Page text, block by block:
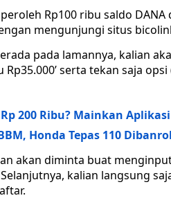
Rp100 ribu saldo
mengunjungi situs
pada lamannya, kalian
Rp35.000’ serta tekan saja
200 Ribu? Mainkan
Honda Tepas 110
akan diminta buat
kalian langsung